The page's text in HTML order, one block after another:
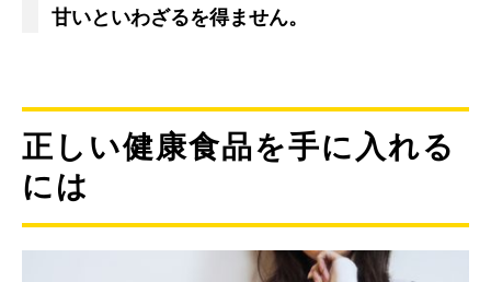
甘いといわざるを得ません。
正しい健康食品を手に入れる
には